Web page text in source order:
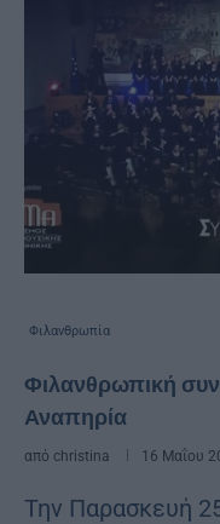
Φιλανθρωπία
Φιλανθρωπική
Αναπηρία
από christina 16 Μαΐου
Την Παρασκευή